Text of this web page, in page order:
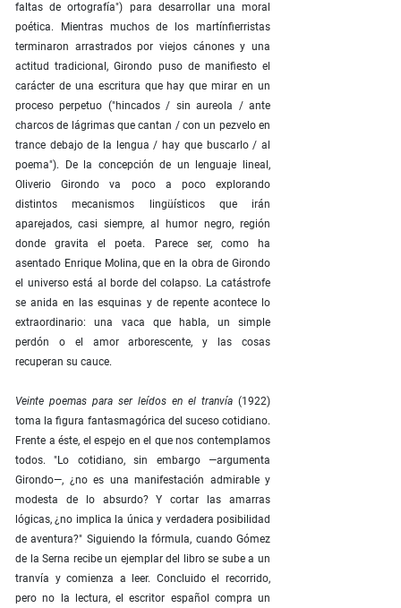
faltas de ortografía") para desarrollar una moral
poética. Mientras muchos de los martínfierristas
terminaron arrastrados por viejos cánones y una
actitud tradicional, Girondo puso de manifiesto el
carácter de una escritura que hay que mirar en un
proceso perpetuo ("hincados / sin aureola / ante
charcos de lágrimas que cantan / con un pezvelo en
trance debajo de la lengua / hay que buscarlo / al
poema"). De la concepción de un lenguaje lineal,
Oliverio Girondo va poco a poco explorando
distintos mecanismos lingüísticos que irán
aparejados, casi siempre, al humor negro, región
donde gravita el poeta. Parece ser, como ha
asentado Enrique Molina, que en la obra de Girondo
el universo está al borde del colapso. La catástrofe
se anida en las esquinas y de repente acontece lo
extraordinario: una vaca que habla, un simple
perdón o el amor arborescente, y las cosas
recuperan su cauce.
Veinte poemas para ser leídos en el tranvía (1922)
toma la figura fantasmagórica del suceso cotidiano.
Frente a éste, el espejo en el que nos contemplamos
todos. "Lo cotidiano, sin embargo —argumenta
Girondo—, ¿no es una manifestación admirable y
modesta de lo absurdo? Y cortar las amarras
lógicas, ¿no implica la única y verdadera posibilidad
de aventura?" Siguiendo la fórmula, cuando Gómez
de la Serna recibe un ejemplar del libro se sube a un
tranvía y comienza a leer. Concluido el recorrido,
pero no la lectura, el escritor español compra un